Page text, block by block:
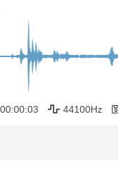
00:00:03 44100Hz